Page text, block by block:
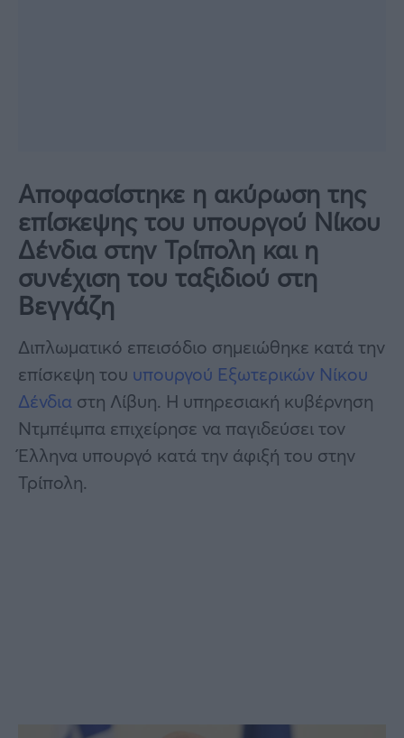
Αποφασίστηκε η ακύρωση της
επίσκεψης του υπουργού Νίκου
Δένδια στην Τρίπολη και η
συνέχιση του ταξιδιού στη
Βεγγάζη
Διπλωματικό επεισόδιο σημειώθηκε κατά την
επίσκεψη του υπουργού Εξωτερικών Νίκου
Δένδια στη Λίβυη. Η υπηρεσιακή κυβέρνηση
Ντμπέιμπα επιχείρησε να παγιδεύσει τον
Έλληνα υπουργό κατά την άφιξή του στην
Τρίπολη.